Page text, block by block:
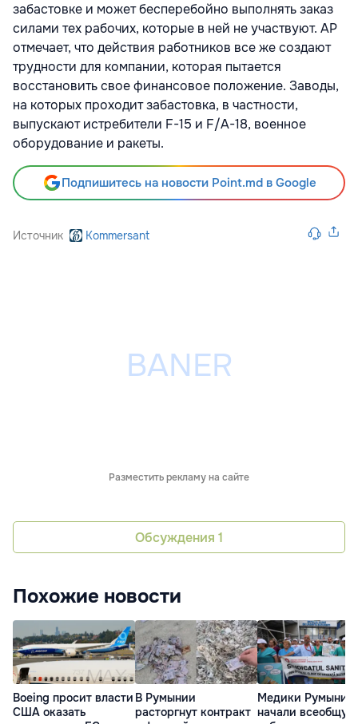
забастовке и может бесперебойно выполнять заказ
силами тех рабочих, которые в ней не участвуют. AP
отмечает, что действия работников все же создают
трудности для компании, которая пытается
восстановить свое финансовое положение. Заводы,
на которых проходит забастовка, в частности,
выпускают истребители F-15 и F/A-18, военное
оборудование и ракеты.
Подпишитесь на новости Point.md в Google
Источник Kommersant
Разместить рекламу на сайте
Обсуждения 1
Похожие новости
Boeing просит власти
США оказать
В Румынии
расторгнут контракт
Медики Румынии
начали всеобщую